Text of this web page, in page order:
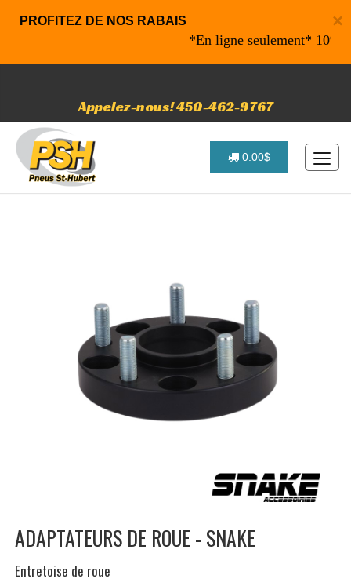
×
PROFITEZ DE NOS RABAIS
*En ligne seulement* 10% de
Appelez-nous! 450-462-9767
0.00$
ADAPTATEURS DE ROUE - SNAKE
Entretoise de roue